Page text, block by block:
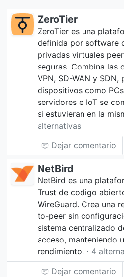
ZeroTier
ZeroTier es una
definida por software
privadas virtuales
seguras. Combina las
VPN, SD-WAN y SDN,
dispositivos como
servidores e IoT se
si estuvieran en la
alternativas
Dejar comentario
NetBird
NetBird es una
Trust de codigo
WireGuard. Crea una
to-peer sin
sistema centralizado
acceso, manteniendo
rendimiento. ⋅ 4
Dejar comentario